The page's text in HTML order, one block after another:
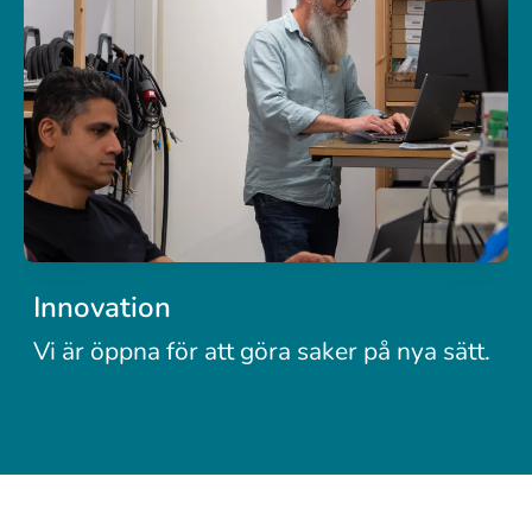
Innovation
Vi är öppna för att göra saker på nya sätt.